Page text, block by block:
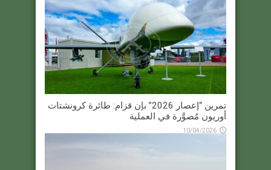
تمرين “إعصار 2026” بإن قزام: طائرة كرونشتات
أوريون مُصوَّرة في العملية
10/04/2026